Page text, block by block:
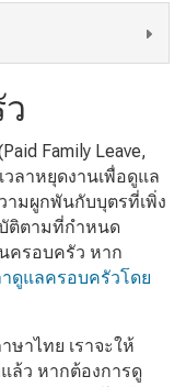
Family Leave,
วลาหยุดงานเพื่อดูแล
มผูกพันกับบุตรที่เพิ่ง
ติตามที่กำหนด
ครอบครัว หาก
ดูแลครอบครัวโดย
ษาไทย เราจะให้
ล้ว หากต้องการดู